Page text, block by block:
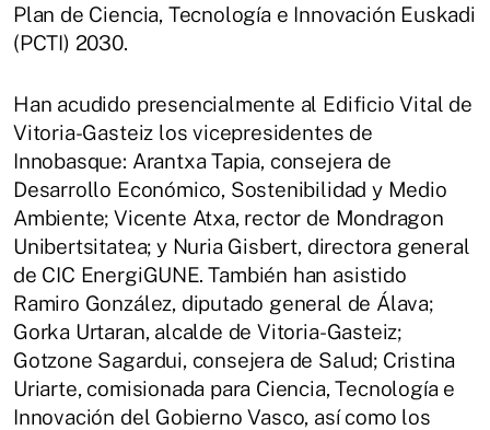
Plan de Ciencia, Tecnología e Innovación Euskadi
(PCTI) 2030.
Han acudido presencialmente al Edificio Vital de
Vitoria-Gasteiz los vicepresidentes de
Innobasque: Arantxa Tapia, consejera de
Desarrollo Económico, Sostenibilidad y Medio
Ambiente; Vicente Atxa, rector de Mondragon
Unibertsitatea; y Nuria Gisbert, directora general
de CIC EnergiGUNE. También han asistido
Ramiro González, diputado general de Álava;
Gorka Urtaran, alcalde de Vitoria-Gasteiz;
Gotzone Sagardui, consejera de Salud; Cristina
Uriarte, comisionada para Ciencia, Tecnología e
Innovación del Gobierno Vasco, así como los